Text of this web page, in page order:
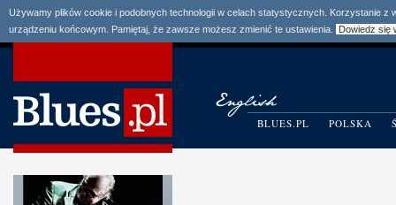
Używamy plików cookie i podobnych technologii w celach statystycznych. Korzystanie
urządzeniu końcowym. Pamiętaj, że zawsze możesz zmienić te ustawienia.
Dowiedz się
BLUES.PL POLSKA